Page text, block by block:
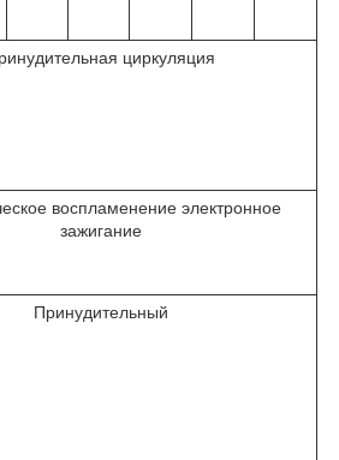
циркуляция
воспламенение электронное
зажигание
Принудительный